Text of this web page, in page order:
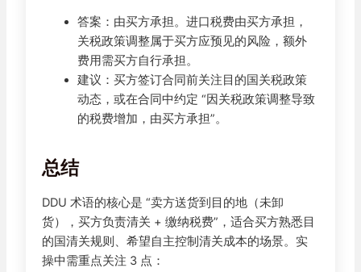
答案：由买方承担。进口税费由买方承担，
关税政策调整属于买方应预见的风险，额外
费用需买方自行承担。
建议：买方签订合同前关注目的国关税政策
动态，或在合同中约定 “因关税政策调整导致
的税费增加，由买方承担”。
总结
DDU 术语的核心是 “卖方送货到目的地（未卸
货），买方负责清关 + 缴纳税费”，适合买方熟悉目
的国清关规则、希望自主控制清关成本的场景。实
操中需重点关注 3 点：